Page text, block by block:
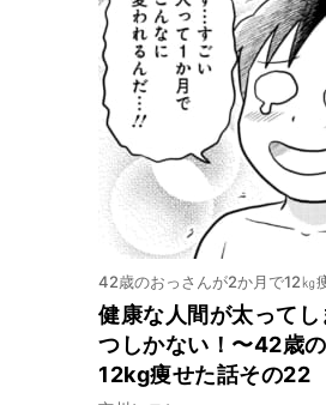
42歳のおっさんが2か月で12㎏
健康な人間が太って
つしかない！〜42歳
12kg痩せた話その22